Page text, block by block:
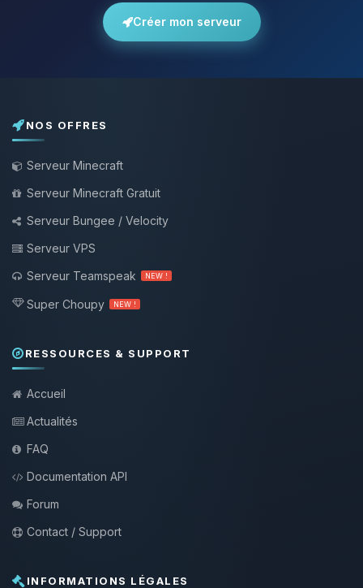
Créer mon serveur
NOS OFFRES
Serveur Minecraft
Serveur Minecraft Gratuit
Serveur Bungee / Velocity
Serveur VPS
Serveur Teamspeak
NEW !
Super Choupy NEW !
RESSOURCES & SUPPORT
Accueil
Actualités
FAQ
Documentation API
Forum
Contact / Support
INFORMATIONS LÉGALES